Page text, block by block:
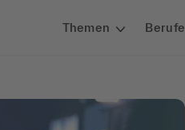
Themen Berufe